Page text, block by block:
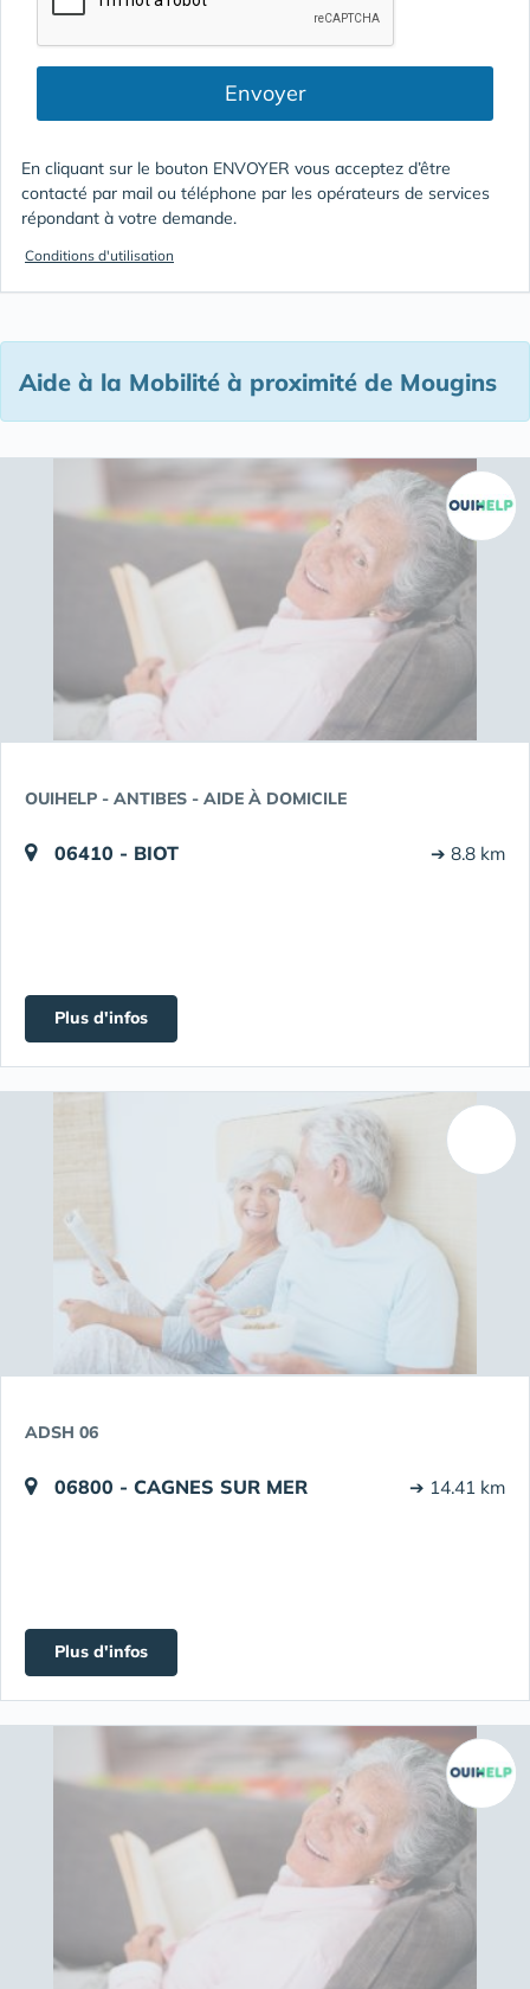
Envoyer
En cliquant sur le bouton ENVOYER vous acceptez d’être
contacté par mail ou téléphone par les opérateurs de services
répondant à votre demande.
Conditions d'utilisation
Aide à la Mobilité à proximité de Mougins
OUIHELP - ANTIBES - AIDE À DOMICILE
06410 - BIOT ➔ 8.8 km
Plus d'infos
ADSH 06
06800 - CAGNES SUR MER ➔ 14.41 km
Plus d'infos